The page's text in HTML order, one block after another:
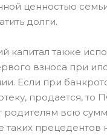
ценностью
долги.
капитал также
взноса при
Если при
продается, то
родителям всю
таких прецедентов